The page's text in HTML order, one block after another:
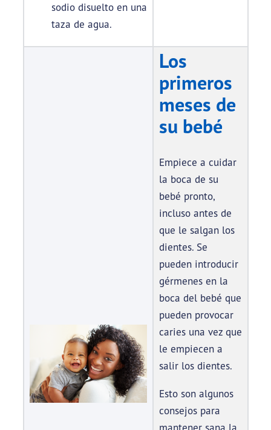
sodio disuelto en una
taza de agua.
Los
primeros
meses de
su bebé
Empiece a cuidar
la boca de su
bebé pronto,
incluso antes de
que le salgan los
dientes. Se
pueden introducir
gérmenes en la
boca del bebé que
pueden provocar
caries una vez que
le empiecen a
salir los dientes.
Esto son algunos
consejos para
mantener sana la